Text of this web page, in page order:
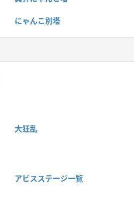
にゃんこ別塔
大狂乱
アビスステージ一覧